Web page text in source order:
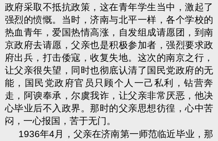
政府采取不抵抗政策，这在青年学生当中，激起了
强烈的愤慨。当时，济南与北平一样，各个学校的
热血青年，爱国热情高涨，自发组成请愿团，到南
京政府去请愿，父亲也是积极参加者，强烈要求政
府出兵，打击倭寇，收复失地。这次的南京之行，
让父亲很失望，同时也彻底认清了国民党政府的无
能，国民党政府官员只顾个人一己私利，钻营奔
走，阿谀奉承，尔虞我诈，让父亲非常厌恶，他决
心毕业后不入政界。那时的父亲思想彷徨，心中苦
闷，一心报国，苦于无门。
1936年4 月，父亲在济南第一师范临近毕业，那